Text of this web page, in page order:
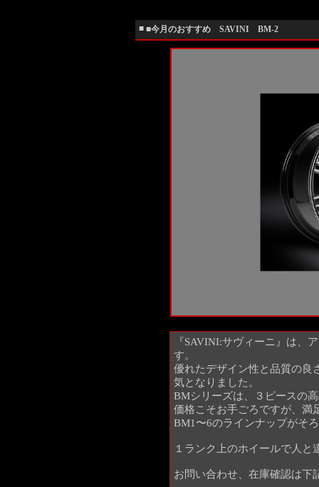
■ ■今月のおすすめ SAVINI BM-2
『SAVINI:サヴィーニ』は、
す。
優れたデザイン性と品質の良
気となりました。
BMシリーズは、３ピースの
価格こそお手ごろですが、満
BM1〜6のラインナップがそ
１ランク上のホイールで人
お問い合わせ、在庫確認は下